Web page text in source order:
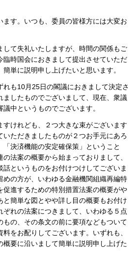
ます。いつも、委員の皆様方には大変お
して失礼いたしますが、時間の関係もご
臨時国会におきまして提出させていただ
単に説明申し上げたいと思います。
れも10月25日の閣議におきまして決定さ
ましたものでございまして、現在、衆議
中というものでございます。
すけれども、２つ大きな束がございます
ただきましたものが２つお手元にあろ
「決済機能の安定確保策」ということ
法案の概要から始まっておりまして、
というものをお付けつけしてございま
めの方が、いわゆる金融機関組織再編特
促進するための特別措置法案の概要がや
と簡単な図とやや詳し目の概要もお付け
ぞれの法案につきまして、いわゆる５点
もの、その条文の前に要項などもついて
をお配りしてございます。いずれも、
概要に沿いまして簡単に説明申し上げた